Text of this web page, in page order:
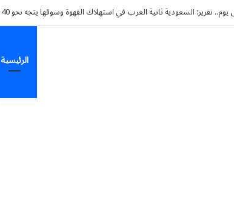
الرئيسية